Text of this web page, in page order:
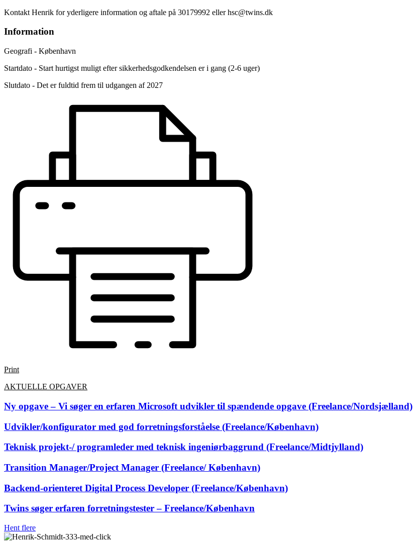
Kontakt Henrik for yderligere information og aftale på 30179992 eller hsc@twins.dk
Information
Geografi - København
Startdato - Start hurtigst muligt efter sikkerhedsgodkendelsen er i gang (2-6 uger)
Slutdato - Det er fuldtid frem til udgangen af 2027
Print
AKTUELLE OPGAVER
Ny opgave – Vi søger en erfaren Microsoft udvikler til spændende opgave (Freelance/Nordsjælland)
Udvikler/konfigurator med god forretningsforståelse (Freelance/København)
Teknisk projekt-/ programleder med teknisk ingeniørbaggrund (Freelance/Midtjylland)
Transition Manager/Project Manager (Freelance/ København)
Backend‑orienteret Digital Process Developer (Freelance/København)
Twins søger erfaren forretningstester – Freelance/København
Hent flere